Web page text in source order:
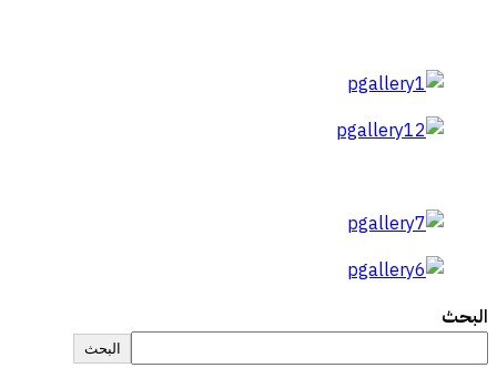
البحث
البحث